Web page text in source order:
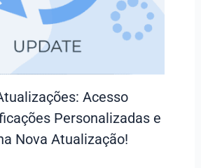
Acesso
Personalizadas e
Nova Atualização!